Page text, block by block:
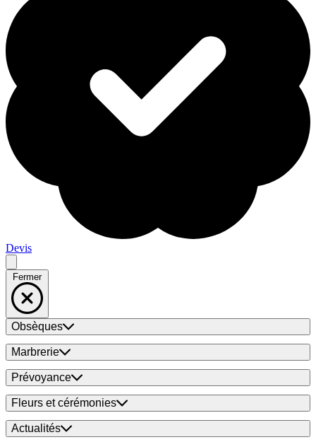
Devis
Fermer
Obsèques
Marbrerie
Prévoyance
Fleurs et cérémonies
Actualités